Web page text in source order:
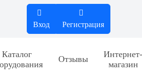
Вход Регистрация
Каталог
Отзывы
Интернет-
магазин